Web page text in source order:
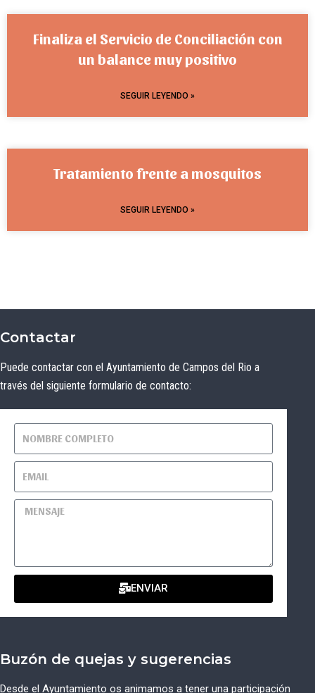
Finaliza el Servicio de Conciliación con
un balance muy positivo
SEGUIR LEYENDO »
Tratamiento frente a mosquitos
SEGUIR LEYENDO »
Contactar
Puede contactar con el Ayuntamiento de Campos del Rio a
través del siguiente formulario de contacto:
ENVIAR
Buzón de quejas y sugerencias
Desde el Ayuntamiento os animamos a tener una participación